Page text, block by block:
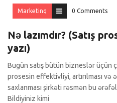
Marketinq 0 Comments
Nə lazımdır? (Satış
yazı)
Bugün satış bütün bizneslər üçün
prosesin effektivliyi, artırılması və
saxlanması şirkəti rəsmən bu
Bildiyiniz kimi